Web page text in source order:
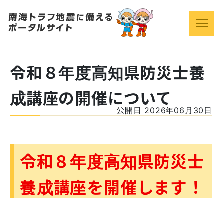
令和８年度高知県防災士養
成講座の開催について
公開日 2026年06月30日
令和８年度高知県防災士
養成講座を開催します！